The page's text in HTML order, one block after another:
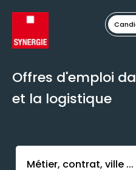
Offres d'emploi
et la logistique
Activer l’élément